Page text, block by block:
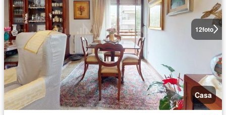
12foto
Casa